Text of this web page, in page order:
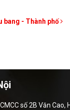
bang - Thành phố
số 2B Văn Cao,